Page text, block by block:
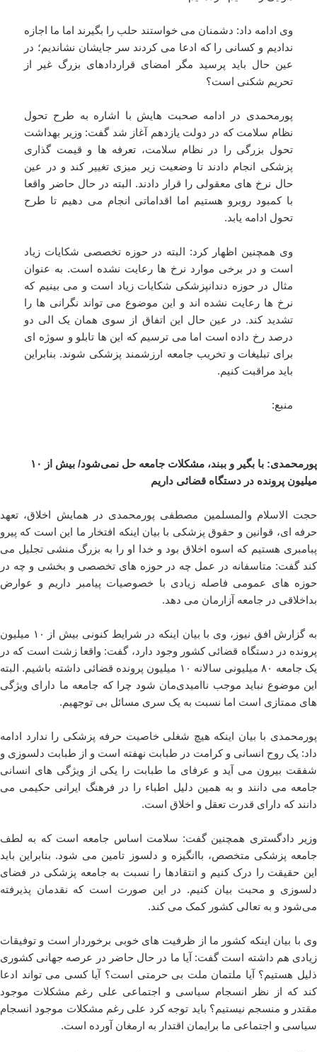
وی ادامه داد: دشمنان می خواستند حلب را بگیرند اما ما اجازه
ندادیم و کسانی را که ادعا می کردند سر جایشان نشاندیم؛ در
عین حال باید پرسید مگر امضای قراردادهای بزرگ غیر از
تحریم شکنی است؟
پورمحمدی در ادامه صحبت هایش با اشاره به طرح تحول
نظام سلامت که در دولت یازدهم آغاز شد گفت: وزیر بهداشت
تحول بزرگی را در نظام سلامت، تعرفه ها و قیمت گذاری
پزشکی انجام دادند تا وضعیت زیر میزی تغییر کند و در عین
حال نرخ های معقولی را قرار دادند. البته در حال حاضر واقعا
با کمبود روبرو هستیم اما اقداماتی انجام می دهیم تا طرح
تحول ادامه یابد.
وی همچنین اظهار کرد: البته در حوزه تخصصی شکایات زیاد
است و در برخی موارد نرخ ها رعایت نشده است. به عنوان
مثال در حوزه دندانپزشکی شکایات زیاد است و می بینیم که
نرخ ها رعایت نشده اند و این موضوع می تواند نگرانی ها را
تشدید کند. در عین حال این اتفاق از سوی همان یک الی دو
درصد رخ داده است اما می ترسیم که این ها تابلو و سوژه ای
برای تبلیغات و تخریب جامعه ارزشمند پزشکی شوند. بنابراین
باید مراقبت کنیم.
منبع:
پورمحمدی: با بگیر و ببند، مشکلات جامعه حل نمی‌شود/ بیش از ۱۰
میلیون پرونده در دستگاه قضائی داریم
حجت الاسلام والمسلمین مصطفی پورمحمدی در همایش اخلاق، تعهد
حرفه ای، قوانین و حقوق پزشکی با بیان اینکه افتخار ما این است که پیرو
پبامبری هستیم که اسوه اخلاق بود و خدا او را به بزرگ منشی تجلیل می
کند گفت: متاسفانه در عمل چه در حوزه های تخصصی و بخشی و چه در
حوزه های عمومی فاصله زیادی با خصوصیات پیامبر داریم و عوارض
بداخلاقی در جامعه آزارمان می دهد.
به گزارش افق نیوز، وی با بیان اینکه در شرایط کنونی بیش از ۱۰ میلیون
پرونده در دستگاه قضائی کشور وجود دارد، گفت: واقعا زشت است که در
یک جامعه ۸۰ میلیونی سالانه ۱۰ میلیون پرونده قضائی داشته باشیم. البته
این موضوع نباید موجب ناامیدی‌مان شود چرا که جامعه ما دارای ویژگی
های ممتازی است اما نسبت به یک سری مسائل بی توجهیم.
پورمحمدی با بیان اینکه هیچ شغلی خاصیت حرفه پزشکی را ندارد ادامه
داد: یک روح انسانی و کرامت در طبابت نهفته است و از طبابت دلسوزی و
شفقت بیرون می آید و عرفای ما طبابت را یکی از ویژگی های انسانی
جامعه می دانند و به همین دلیل اطباء را در فرهنگ ایرانی حکیمی می
دانند که دارای قدرت تعقل و اخلاق است.
وزیر دادگستری همچنین گفت: سلامت اساس جامعه است که به لطف
جامعه پزشکی متخصص، باانگیزه و دلسوز تامین می شود. بنابراین باید
این حقیقت را درک کنیم و انتقادها را نسبت به جامعه پزشکی در فضای
دلسوزی و محبت بیان کنیم. در این صورت است که نقدمان پذیرفته
می‌شود و به تعالی کشور کمک می کند.
وی با بیان اینکه کشور ما از ظرفیت های خوبی برخوردار است و توفیقات
زیادی هم داشته است گفت: آیا ما در حال حاضر در عرصه جهانی کشوری
ذلیل هستیم؟ آیا ملتمان ملت بی حرمتی است؟ آیا کسی می تواند ادعا
کند که از نظر انسجام سیاسی و اجتماعی علی رغم مشکلات موجود
مقتدر و منسجم نیستیم؟ باید توجه کرد علی رغم مشکلات موجود انسجام
سیاسی و اجتماعی ما برایمان اقتدار به ارمغان آورده است.